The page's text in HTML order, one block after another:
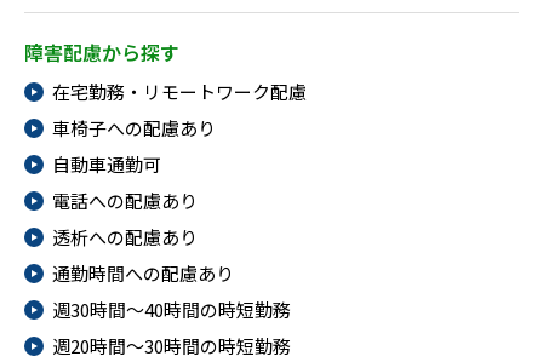
障害配慮から探す
在宅勤務・リモートワーク配慮
車椅子への配慮あり
自動車通勤可
電話への配慮あり
透析への配慮あり
通勤時間への配慮あり
週30時間～40時間の時短勤務
週20時間～30時間の時短勤務